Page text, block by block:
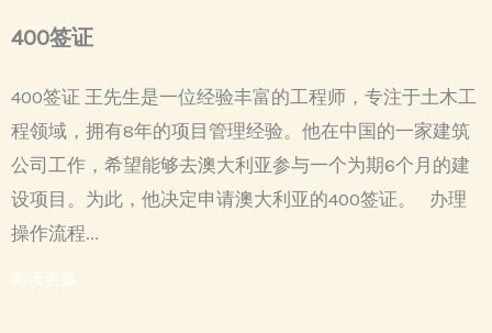
400签证
400签证 王先生是一位经验丰富的工程师，专注于土木工
程领域，拥有8年的项目管理经验。他在中国的一家建筑
公司工作，希望能够去澳大利亚参与一个为期6个月的建
设项目。为此，他决定申请澳大利亚的400签证。 办理
操作流程...
阅读更多